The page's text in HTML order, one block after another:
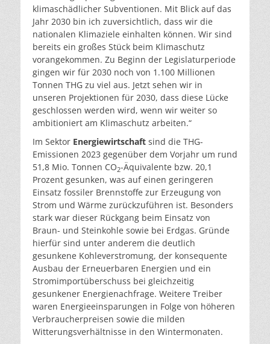
klimaschädlicher Subventionen. Mit Blick auf das
Jahr 2030 bin ich zuversichtlich, dass wir die
nationalen Klimaziele einhalten können. Wir sind
bereits ein großes Stück beim Klimaschutz
vorangekommen. Zu Beginn der Legislaturperiode
gingen wir für 2030 noch von 1.100 Millionen
Tonnen THG zu viel aus. Jetzt sehen wir in
unseren Projektionen für 2030, dass diese Lücke
geschlossen werden wird, wenn wir weiter so
ambitioniert am Klimaschutz arbeiten.“
Im Sektor Energiewirtschaft sind die THG-
Emissionen 2023 gegenüber dem Vorjahr um rund
51,8 Mio. Tonnen CO2-Äquivalente bzw. 20,1
Prozent gesunken, was auf einen geringeren
Einsatz fossiler Brennstoffe zur Erzeugung von
Strom und Wärme zurückzuführen ist. Besonders
stark war dieser Rückgang beim Einsatz von
Braun- und Steinkohle sowie bei Erdgas. Gründe
hierfür sind unter anderem die deutlich
gesunkene Kohleverstromung, der konsequente
Ausbau der Erneuerbaren Energien und ein
Stromimportüberschuss bei gleichzeitig
gesunkener Energienachfrage. Weitere Treiber
waren Energieeinsparungen in Folge von höheren
Verbraucherpreisen sowie die milden
Witterungsverhältnisse in den Wintermonaten.